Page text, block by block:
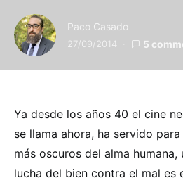
Paco Casado
27/09/2014 5
Ya desde los años 40 el cine
se llama ahora, ha servido
más oscuros del alma
lucha del bien contra el mal es